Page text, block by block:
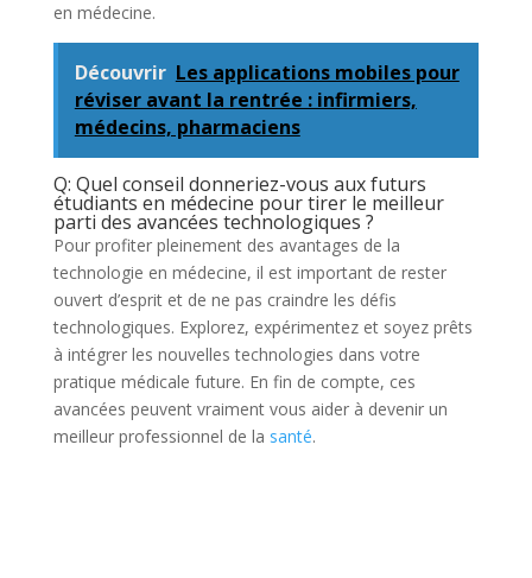
en médecine.
Découvrir Les applications mobiles pour
réviser avant la rentrée : infirmiers,
médecins, pharmaciens
Q: Quel conseil donneriez-vous aux futurs
étudiants en médecine pour tirer le meilleur
parti des avancées technologiques ?
Pour profiter pleinement des avantages de la
technologie en médecine, il est important de rester
ouvert d’esprit et de ne pas craindre les défis
technologiques. Explorez, expérimentez et soyez prêts
à intégrer les nouvelles technologies dans votre
pratique médicale future. En fin de compte, ces
avancées peuvent vraiment vous aider à devenir un
meilleur professionnel de la santé.